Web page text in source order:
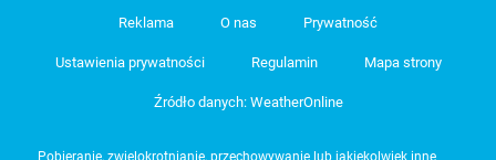
Reklama O nas Prywatność
Ustawienia prywatności Regulamin Mapa strony
Źródło danych: WeatherOnline
Pobieranie, zwielokrotnianie, przechowywanie lub jakiekolwiek inne